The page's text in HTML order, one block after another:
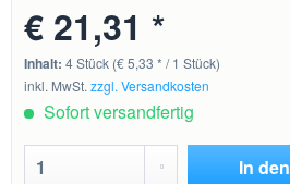
€ 21,31 *
Inhalt:4 Stück (€ 5,33 * / 1 Stück)
inkl. MwSt.zzgl. Versandkosten
Sofort versandfertig
In den